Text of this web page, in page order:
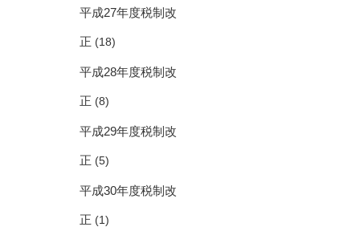
平成27年度税制改
正 (18)
平成28年度税制改
正 (8)
平成29年度税制改
正 (5)
平成30年度税制改
正 (1)